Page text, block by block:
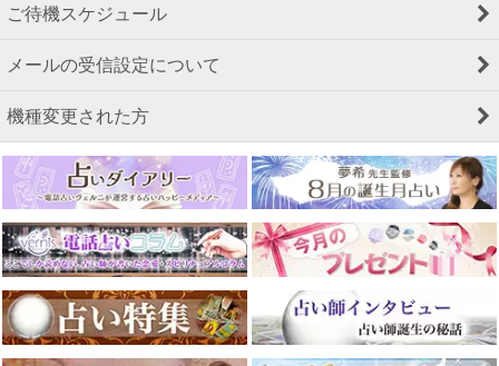
ご待機スケジュール
メールの受信設定について
機種変更された方